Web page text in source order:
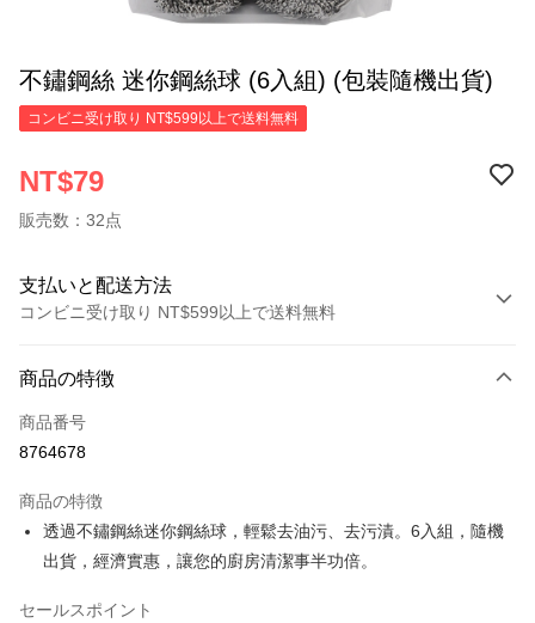
不鏽鋼絲 迷你鋼絲球 (6入組) (包裝隨機出貨)
コンビニ受け取り NT$599以上で送料無料
NT$79
販売数：32点
支払いと配送方法
コンビニ受け取り NT$599以上で送料無料
クレジットカード1回払い
コンビニ店頭代金引換
Apple Pay
JKOPAY
Easy Wallet
商品の特徴
商品番号
8764678
商品の特徴
透過不鏽鋼絲迷你鋼絲球，輕鬆去油污、去污漬。6入組，隨機
出貨，經濟實惠，讓您的廚房清潔事半功倍。
セールスポイント